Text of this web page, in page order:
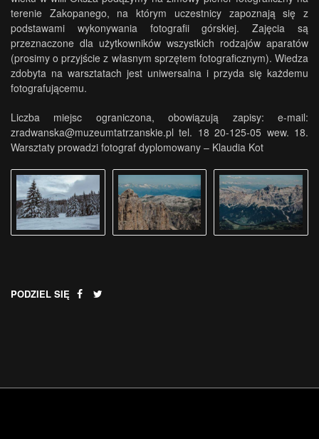
terenie Zakopanego, na którym uczestnicy zapoznają się z
podstawami wykonywania fotografii górskiej. Zajęcia są
przeznaczone dla użytkowników wszystkich rodzajów aparatów
(prosimy o przyjście z własnym sprzętem fotograficznym). Wiedza
zdobyta na warsztatach jest uniwersalna i przyda się każdemu
fotografującemu.
Liczba miejsc ograniczona, obowiązują zapisy: e-mail:
zradwanska@muzeumtatrzanskie.pl tel. 18 20-125-05 wew. 18.
Warsztaty prowadzi fotograf dyplomowany – Klaudia Kot
PODZIEL SIĘ